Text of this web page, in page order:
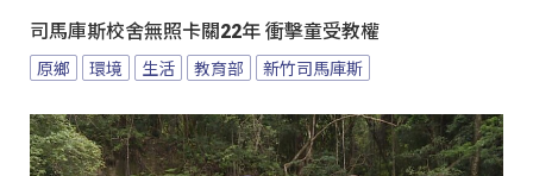
司馬庫斯校舍無照卡關22年 衝擊童受教權
原鄉 環境 生活 教育部 新竹司馬庫斯